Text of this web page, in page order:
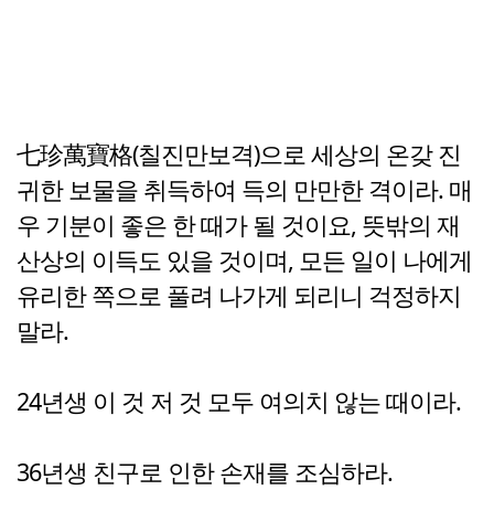
七珍萬寶格(칠진만보격)으로 세상의 온갖 진
귀한 보물을 취득하여 득의 만만한 격이라. 매
우 기분이 좋은 한 때가 될 것이요, 뜻밖의 재
산상의 이득도 있을 것이며, 모든 일이 나에게
유리한 쪽으로 풀려 나가게 되리니 걱정하지
말라.
24년생 이 것 저 것 모두 여의치 않는 때이라.
36년생 친구로 인한 손재를 조심하라.